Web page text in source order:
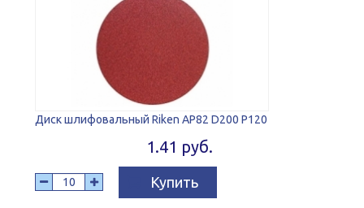
Диск шлифовальный Riken AP82 D200 P120
1.41 руб.
Купить